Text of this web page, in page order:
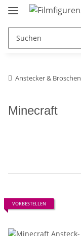
Anstecker & Broschen
Minecraft
VORBESTELLEN